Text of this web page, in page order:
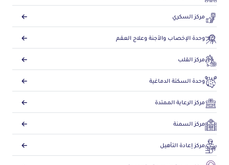
مركز السكري
وحدة الإخصاب والأجنة وعلاج العقم
مركز القلب
وحدة السكتة الدماغية
مركز الرعاية الممتدة
مركز السمنة
مركز إعادة التأهيل